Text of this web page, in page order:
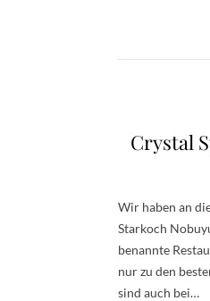
Crystal
Wir haben an
Starkoch
benannte
nur zu den
sind auch bei…